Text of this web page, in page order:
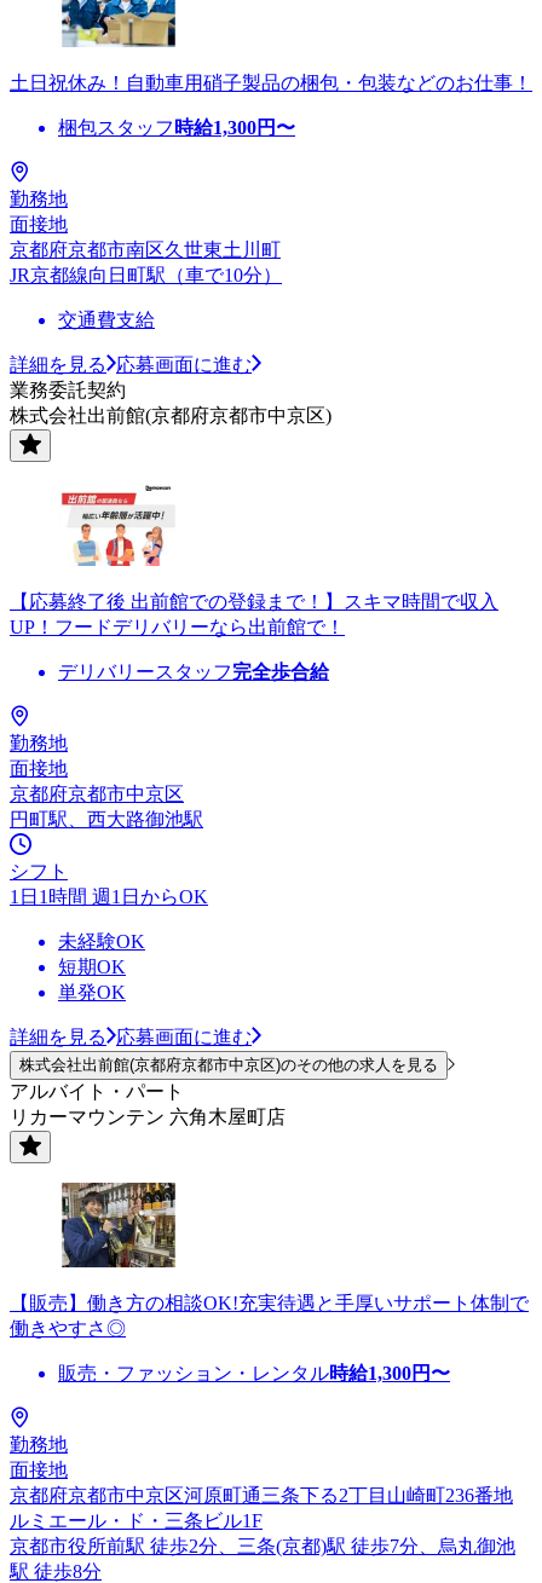
土日祝休み！自動車用硝子製品の梱包・包装などのお仕事！
梱包スタッフ 時給1,300円〜
勤務地
面接地
京都府京都市南区久世東土川町
JR京都線向日町駅（車で10分）
交通費支給
詳細を見る
応募画面に進む
業務委託契約
株式会社出前館(京都府京都市中京区)
【応募終了後 出前館での登録まで！】スキマ時間で収入
UP！フードデリバリーなら出前館で！
デリバリースタッフ完全歩合給
勤務地
面接地
京都府京都市中京区
円町駅、西大路御池駅
シフト
1日1時間 週1日からOK
未経験OK
短期OK
単発OK
詳細を見る 応募画面に進む
株式会社出前館(京都府京都市中京区)のその他の求人を見る
アルバイト・パート
リカーマウンテン 六角木屋町店
【販売】働き方の相談OK!充実待遇と手厚いサポート体制で
働きやすさ◎
販売・ファッション・レンタル時給1,300円〜
勤務地
面接地
京都府京都市中京区河原町通三条下る2丁目山崎町236番地
ルミエール・ド・三条ビル1F
京都市役所前駅 徒歩2分、三条(京都)駅 徒歩7分、烏丸御池
駅 徒歩8分